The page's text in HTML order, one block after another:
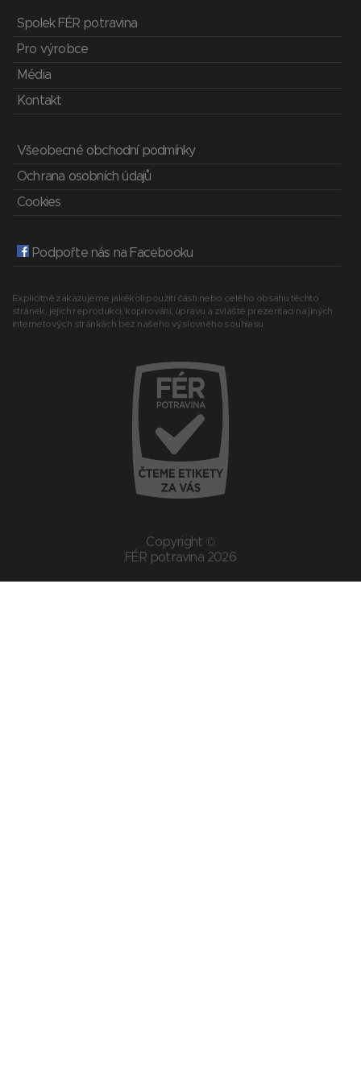
Spolek FÉR potravina
Pro výrobce
Média
Kontakt
Všeobecné obchodní podmínky
Ochrana osobních údajů
Cookies
Podpořte nás na Facebooku
Explicitně zakazujeme jakékoli použití části nebo celého obsahu těchto
stránek, jejich reprodukci, kopírování, úpravu a zvláště prezentaci na jiných
internetových stránkách bez našeho výslovného souhlasu.
Copyright ©
FÉR potravina 2026